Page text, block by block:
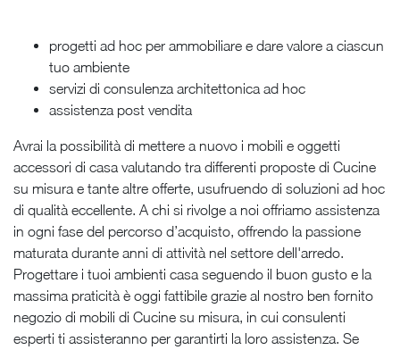
progetti ad hoc per ammobiliare e dare valore a ciascun
tuo ambiente
servizi di consulenza architettonica ad hoc
assistenza post vendita
Avrai la possibilità di mettere a nuovo i mobili e oggetti
accessori di casa valutando tra differenti proposte di Cucine
su misura e tante altre offerte, usufruendo di soluzioni ad hoc
di qualità eccellente. A chi si rivolge a noi offriamo assistenza
in ogni fase del percorso d’acquisto, offrendo la passione
maturata durante anni di attività nel settore dell'arredo.
Progettare i tuoi ambienti casa seguendo il buon gusto e la
massima praticità è oggi fattibile grazie al nostro ben fornito
negozio di mobili di Cucine su misura, in cui consulenti
esperti ti assisteranno per garantirti la loro assistenza. Se